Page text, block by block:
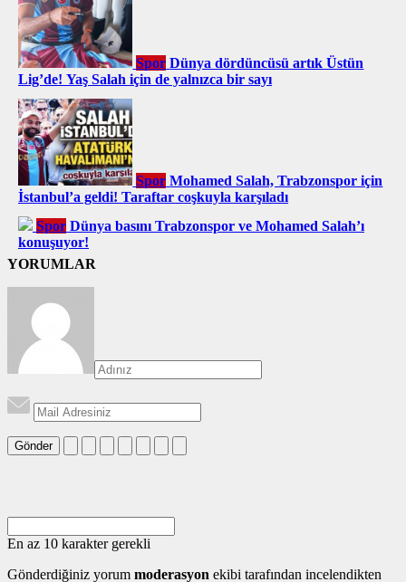
Spor Dünya dördüncüsü artık Üstün
Lig’de! Yaş Salah için de yalnızca bir sayı
Spor Mohamed Salah, Trabzonspor için
İstanbul’a geldi! Taraftar coşkuyla karşıladı
Spor Dünya basını Trabzonspor ve Mohamed Salah’ı
konuşuyor!
YORUMLAR
Gönder
En az 10 karakter gerekli
Gönderdiğiniz yorum moderasyon ekibi tarafından incelendikten